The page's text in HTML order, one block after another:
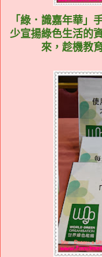
「綠．識嘉年華」
少宣揚綠色生活的
來，趁機教